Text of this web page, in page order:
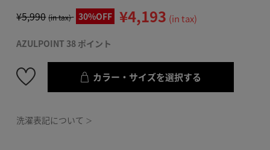
¥5,990 (in tax) 30%OFF ¥4,193 (in tax)
AZULPOINT 38 ポイント
カラー・サイズを選択する
洗濯表記について ＞